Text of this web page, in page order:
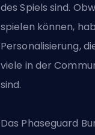
des Spiels sind.
spielen können,
Personalisierung,
viele in der
sind.
Das Phaseguard